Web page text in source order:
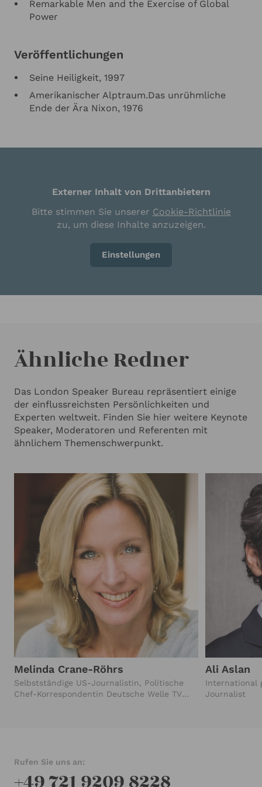
Remarkable Men and the Exercise of Global
Power
Veröffentlichungen
Seine Heiligkeit, 1997
Amerikanischer Alptraum.Das unrühmliche
Ende der Ära Nixon, 1976
Externer Inhalt von Drittanbietern
Bitte stimmen Sie unserer Cookie-Richtlinie
zu, um diese Inhalte anzuzeigen.
Einstellungen
Ähnliche Redner
Das London Speaker Bureau repräsentiert einige
der einflussreichsten Persönlichkeiten und
Experten weltweit. Finden Sie hier weitere Keynote
Speaker, Moderatoren und Referenten mit
ähnlichem Themenschwerpunkt.
Melinda Crane-Röhrs
Selbstständige US-Journalistin, Politische
Chef-Korrespondentin Deutsche Welle TV
Ali Aslan
International
Journalist
Rufen Sie uns an:
+49 721 9209 8228